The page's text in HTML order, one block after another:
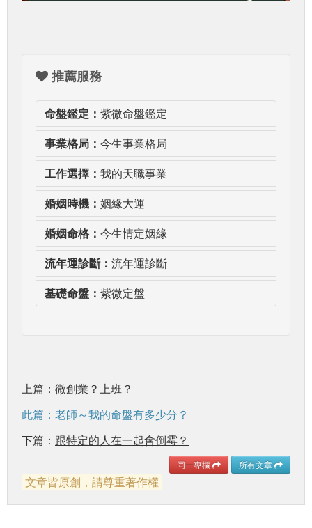
推薦服務
命盤鑑定： 紫微命盤鑑定
事業格局： 今生事業格局
工作選擇： 我的天職事業
婚姻時機： 姻緣大運
婚姻命格： 今生情定姻緣
流年運診斷： 流年運診斷
基礎命盤： 紫微定盤
上篇： 微創業？上班？
此篇：老師～我的命盤有多少分？
下篇： 跟特定的人在一起會倒霉？
同一專欄 所有文章
文章皆原創，請尊重著作權